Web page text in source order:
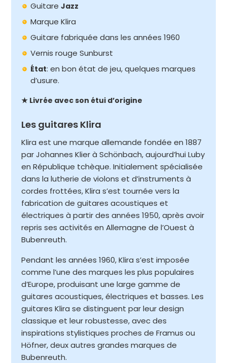
GuitareJazz
Marque Klira
Guitare fabriquée dans les années 1960
Vernis rouge Sunburst
État: en bon état de jeu, quelques marques
d’usure.
★ Livrée avec son étui d’origine
Les guitares Klira
Klira est une marque allemande fondée en 1887
par Johannes Klier à Schönbach, aujourd’hui Luby
en République tchèque. Initialement spécialisée
dans la lutherie de violons et d’instruments à
cordes frottées, Klira s’est tournée vers la
fabrication de guitares acoustiques et
électriques à partir des années 1950, après avoir
repris ses activités en Allemagne de l’Ouest à
Bubenreuth.​
Pendant les années 1960, Klira s’est imposée
comme l’une des marques les plus populaires
d’Europe, produisant une large gamme de
guitares acoustiques, électriques et basses. Les
guitares Klira se distinguent par leur design
classique et leur robustesse, avec des
inspirations stylistiques proches de Framus ou
Höfner, deux autres grandes marques de
Bubenreuth.​